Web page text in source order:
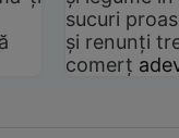
sucuri
și renunți
comerț